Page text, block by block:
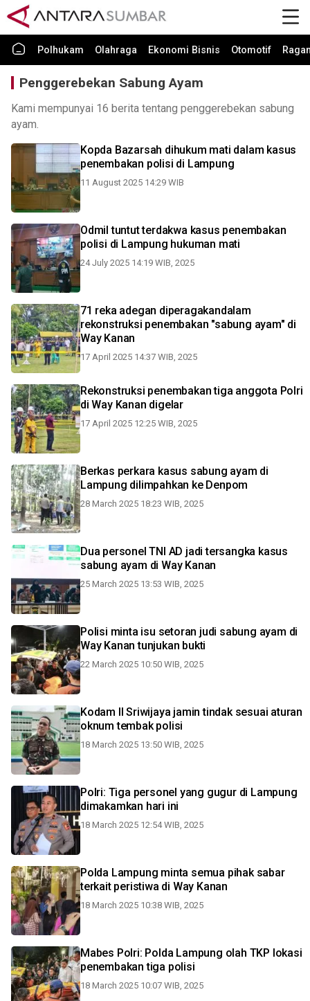
Polhukam Olahraga Ekonomi Bisnis Otomotif
Penggerebekan Sabung Ayam
Kami mempunyai 16 berita tentang penggerebekan sabung
ayam.
Kopda Bazarsah dihukum mati dalam kasus
penembakan polisi di Lampung
11 August 2025 14:29 WIB
Odmil tuntut terdakwa kasus penembakan
polisi di Lampung hukuman mati
24 July 2025 14:19 WIB, 2025
71 reka adegan diperagakandalam
rekonstruksi penembakan "sabung ayam" di
Way Kanan
17 April 2025 14:37 WIB, 2025
Rekonstruksi penembakan tiga anggota Polri
di Way Kanan digelar
17 April 2025 12:25 WIB, 2025
Berkas perkara kasus sabung ayam di
Lampung dilimpahkan ke Denpom
28 March 2025 18:23 WIB, 2025
Dua personel TNI AD jadi tersangka kasus
sabung ayam di Way Kanan
25 March 2025 13:53 WIB, 2025
Polisi minta isu setoran judi sabung ayam di
Way Kanan tunjukan bukti
22 March 2025 10:50 WIB, 2025
Kodam II Sriwijaya jamin tindak sesuai aturan
oknum tembak polisi
18 March 2025 13:50 WIB, 2025
Polri: Tiga personel yang gugur di Lampung
dimakamkan hari ini
18 March 2025 12:54 WIB, 2025
Polda Lampung minta semua pihak sabar
terkait peristiwa di Way Kanan
18 March 2025 10:38 WIB, 2025
Mabes Polri: Polda Lampung olah TKP lokasi
penembakan tiga polisi
18 March 2025 10:07 WIB, 2025